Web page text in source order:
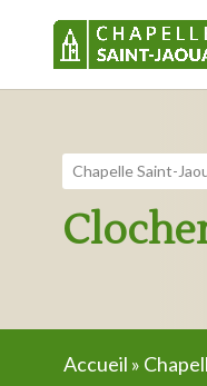
Chapelle Saint-
Accueil »